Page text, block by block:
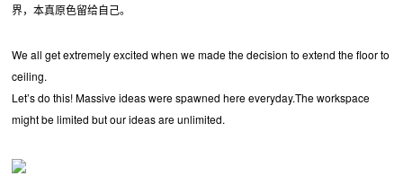
界，本真原色留给自己。
We all get extremely excited when we made the decision to extend the floor to
ceiling.
Let’s do this! Massive ideas were spawned here everyday.The workspace
might be limited but our ideas are unlimited.